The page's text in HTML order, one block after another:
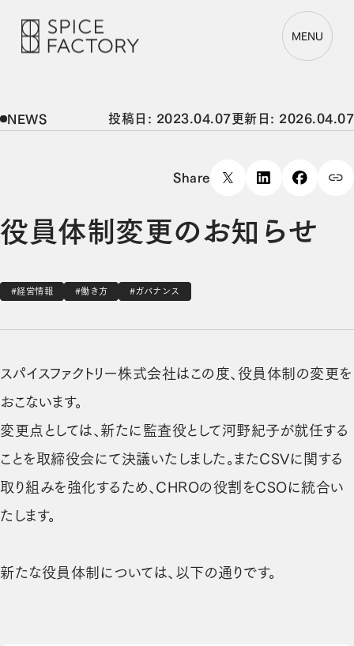
MENU
NEWS 投稿日: 2023.04.07更新日: 2026.04.07
Share
役員体制変更のお知らせ
#経営情報 #働き方 #ガバナンス
スパイスファクトリー株式会社はこの度、役員体制の変更を
おこないます。
変更点としては、新たに監査役として河野紀子が就任する
ことを取締役会にて決議いたしました。またCSVに関する
取り組みを強化するため、CHROの役割をCSOに統合い
たします。
新たな役員体制については、以下の通りです。